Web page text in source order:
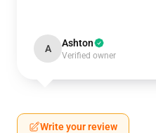
A Ashton
Verified owner
Write your review